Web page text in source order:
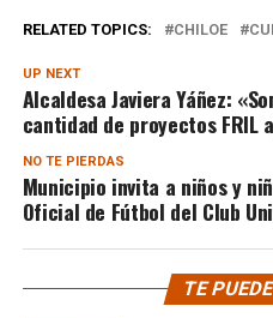
RELATED TOPICS: CHILOE
UP NEXT
Alcaldesa Javiera Yáñez:
cantidad de proyectos FRIL
NO TE PIERDAS
Municipio invita a niños y
Oficial de Fútbol del Club
TE